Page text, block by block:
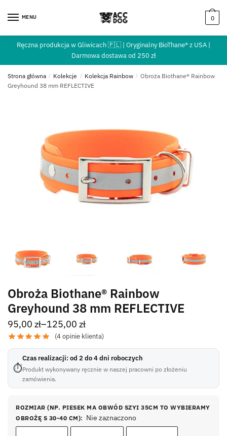
MENU 0
Ręczna produkcja w Gliwicach 🇵🇱 | Oryginalny BioThane® z USA |
Darmowa dostawa od 250 zł
Strona główna / Kolekcje / Kolekcja Rainbow / Obroża Biothane® Rainbow
Greyhound 38 mm REFLECTIVE
Obroża Biothane® Rainbow
Greyhound 38 mm REFLECTIVE
95,00 zł–125,00 zł
(4opinie klienta)
⏱
Czas realizacji: od 2 do 4 dni roboczych
Produkt wykonywany ręcznie w naszej pracowni po złożeniu
zamówienia.
ROZMIAR (NP. PIESEK MA OBWÓD SZYI 35CM TO WYBIERAMY
OBROŻĘ S 30-40 CM): Nie zaznaczono